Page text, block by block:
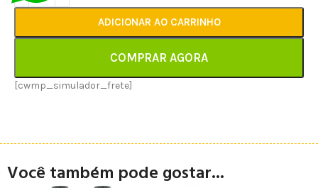
ADICIONAR AO CARRINHO
COMPRAR AGORA
[cwmp_simulador_frete]
Você também pode gostar...